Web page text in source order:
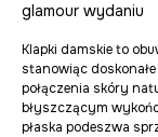
glamour wydaniu
Klapki damskie to
stanowiąc
połączenia skóry
błyszczącym
płaska podeszwa